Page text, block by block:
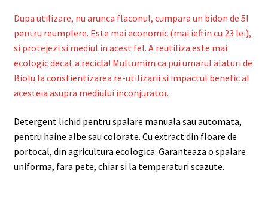
Dupa utilizare, nu arunca flaconul, cumpara un bidon de 5l
pentru reumplere. Este mai economic (mai ieftin cu 23 lei),
si protejezi si mediul in acest fel. A reutiliza este mai
ecologic decat a recicla! Multumim ca pui umarul alaturi de
Biolu la constientizarea re-utilizarii si impactul benefic al
acesteia asupra mediului inconjurator.
Detergent lichid pentru spalare manuala sau automata,
pentru haine albe sau colorate. Cu extract din floare de
portocal, din agricultura ecologica. Garanteaza o spalare
uniforma, fara pete, chiar si la temperaturi scazute.